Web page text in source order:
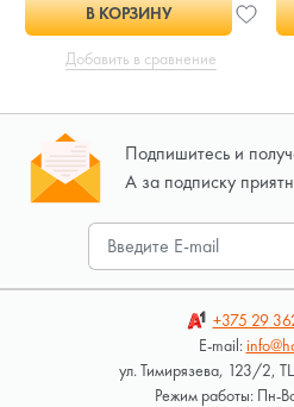
В КОРЗИНУ
Добавить в сравнение
Подпишитесь и
А за подписку
+375 29
E-mail:
ул. Тимирязева, 123/2,
Режим работы: Пн-